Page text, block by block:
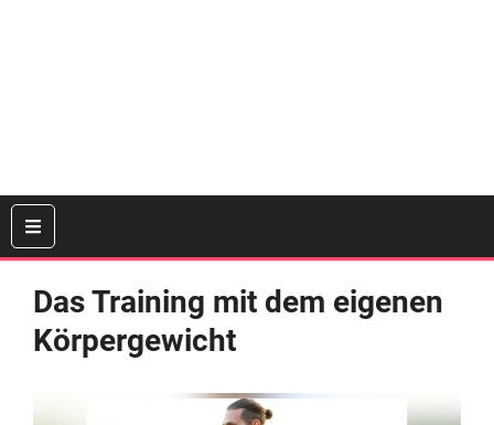
Das Training mit dem eigenen
Körpergewicht